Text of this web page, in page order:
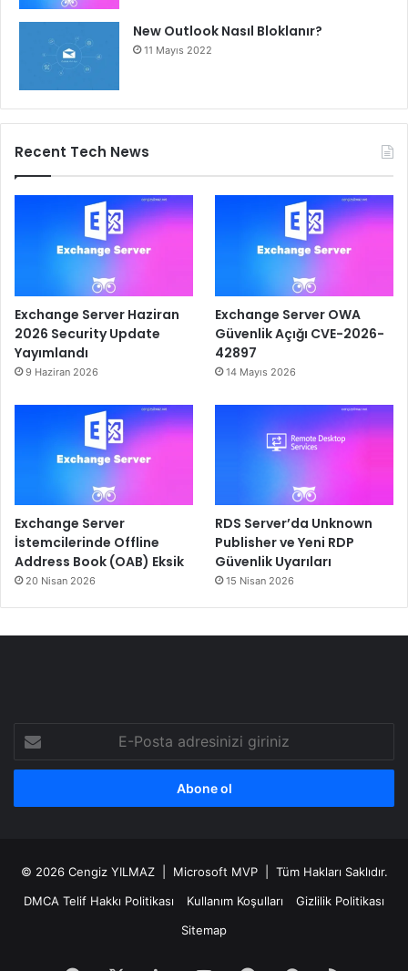
New Outlook Nasıl Bloklanır?
11 Mayıs 2022
Recent Tech News
Exchange Server Haziran
2026 Security Update
Yayımlandı
9 Haziran 2026
Exchange Server OWA
Güvenlik Açığı CVE-2026-
42897
14 Mayıs 2026
Exchange Server
İstemcilerinde Offline
Address Book (OAB) Eksik
20 Nisan 2026
RDS Server’da Unknown
Publisher ve Yeni RDP
Güvenlik Uyarıları
15 Nisan 2026
Posta
adresinizi
© 2026 Cengiz YILMAZ| Microsoft MVP | Tüm Hakları Saklıdır.
DMCA Telif Hakkı Politikası
Kullanım Koşulları
Gizlilik Politikası
Sitemap